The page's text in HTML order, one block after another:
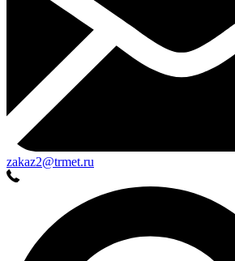
zakaz2@trmet.ru